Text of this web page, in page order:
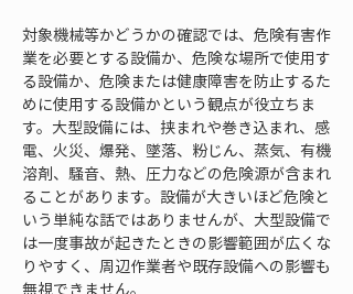
対象機械等かどうかの確認では、危険有害作
業を必要とする設備か、危険な場所で使用す
る設備か、危険または健康障害を防止するた
めに使用する設備かという観点が役立ちま
す。大型設備には、挟まれや巻き込まれ、感
電、火災、爆発、墜落、粉じん、蒸気、有機
溶剤、騒音、熱、圧力などの危険源が含まれ
ることがあります。設備が大きいほど危険と
いう単純な話ではありませんが、大型設備で
は一度事故が起きたときの影響範囲が広くな
りやすく、周辺作業者や既存設備への影響も
無視できません。